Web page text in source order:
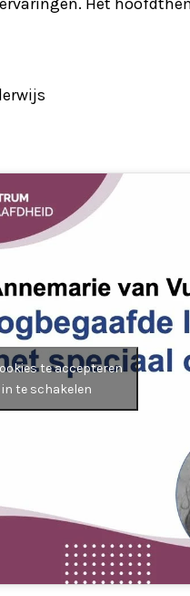
te accepteren
in te schakelen